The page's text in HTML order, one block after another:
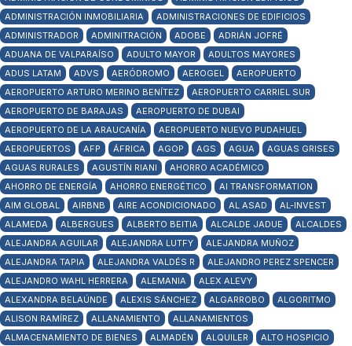
ADMINISTRACIÓN INMOBILIARIA
ADMINISTRACIONES DE EDIFICIOS
ADMINISTRADOR
ADMINITRACIÓN ADOBE
ADRIÁN JOFRÉ
ADUANA DE VALPARAÍSO
ADULTO MAYOR
ADULTOS MAYORES
ADUS LATAM
ADVS AERÓDROMO AEROGEL
AEROPUERTO
AEROPUERTO ARTURO MERINO BENÍTEZ
AEROPUERTO CARRIEL SUR
AEROPUERTO DE BARAJAS
AEROPUERTO DE DUBAI
AEROPUERTO DE LA ARAUCANÍA
AEROPUERTO NUEVO PUDAHUEL
AEROPUERTOS
AFP ÁFRICA AGOP AGS AGUA
AGUAS GRISES
AGUAS RURALES
AGUSTÍN RIANI
AHORRO ACADÉMICO
AHORRO DE ENERGÍA
AHORRO ENERGÉTICO
AI TRANSFORMATION
AIM GLOBAL
AIRBNB AIRE ACONDICIONADO AL ASAD
AL-INVEST
ALAMEDA
ALBERGUES ALBERTO BEITIA ALCALDE JADUE
ALCALDES
ALEJANDRA AGUILAR
ALEJANDRA LUTFY
ALEJANDRA MUÑOZ
ALEJANDRA TAPIA
ALEJANDRA VALDÉS R
ALEJANDRO PEREZ SPENCER
ALEJANDRO WAHL HERRERA
ALEMANIA
ALEX ALEVY
ALEXANDRA BELAÚNDE
ALEXIS SÁNCHEZ ALGARROBO
ALGORITMO
ALISON RAMÍREZ
ALLANAMIENTO
ALLANAMIENTOS
ALMACENAMIENTO DE BIENES
ALMADÉN ALQUILER
ALTO HOSPICIO